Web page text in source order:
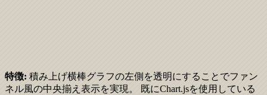
特徴: 積み上げ横棒グラフの左側を透明にすることでファン
ネル風の中央揃え表示を実現。 既にChart.jsを使用している